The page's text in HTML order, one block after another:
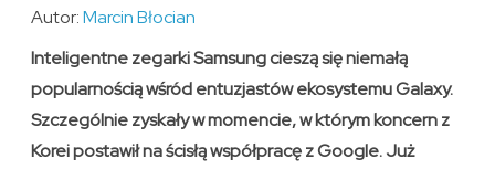
Autor:Marcin Błocian
Inteligentne zegarki Samsung cieszą się niemałą
popularnością wśród entuzjastów ekosystemu Galaxy.
Szczególnie zyskały w momencie, w którym koncern z
Korei postawił na ścisłą współpracę z Google. Już